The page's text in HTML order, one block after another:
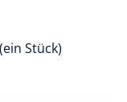
Stück)